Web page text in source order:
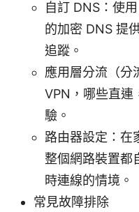
自訂 DNS：使
的加密 DNS 提
追蹤。
應用層分流（分
VPN，哪些直連
驗。
路由器設定：在
整個網路裝置都
時連線的情境。
常見故障排除